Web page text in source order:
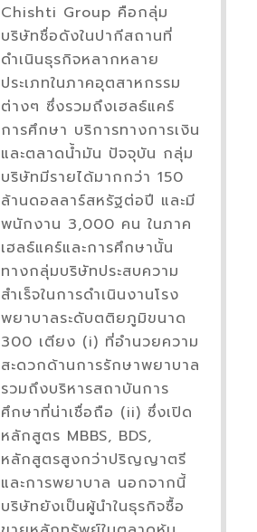
Chishti Group คือกลุ่ม
บริษัทชื่อดังในปากีสถานที่
ดำเนินธุรกิจหลากหลาย
ประเภทในภาคอุตสาหกรรม
ต่างๆ ซึ่งรวมถึงเฮลธ์แคร์
การศึกษา บริการทางการเงิน
และตลาดน้ำมัน ปัจจุบัน กลุ่ม
บริษัทมีรายได้มากกว่า 150
ล้านดอลลาร์สหรัฐต่อปี และมี
พนักงาน 3,000 คน ในภาค
เฮลธ์แคร์และการศึกษานั้น
ทางกลุ่มบริษัทประสบความ
สำเร็จในการดำเนินงานโรง
พยาบาลระดับตติยภูมิขนาด
300 เตียง (i) ที่อำนวยความ
สะดวกด้านการรักษาพยาบาล
รวมถึงบริหารสถาบันการ
ศึกษาที่น่าเชื่อถือ (ii) ซึ่งเปิด
หลักสูตร MBBS, BDS,
หลักสูตรสูงกว่าปริญญาตรี
และการพยาบาล นอกจากนี้
บริษัทยังเป็นผู้นำในธุรกิจซื้อ